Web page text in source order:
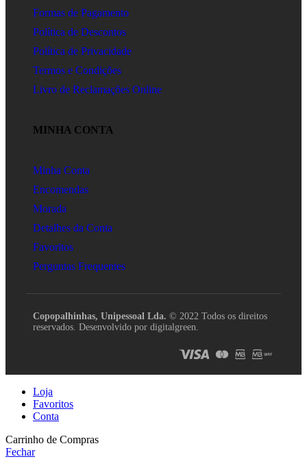
Formas de Pagamento
Política de Descontos
Política de Privacidade
Termos e Condições
Livro de Reclamações Online
MINHA CONTA
Minha Conta
Encomendas
Morada
Detalhes da Conta
Favoritos
Perguntas Frequentes
Copopalhinhas, Unipessoal Lda. © 2022 Todos os direitos
reservados. Desenvolvido por digitalgreen.
Loja
Favoritos
Conta
Carrinho de Compras
Fechar